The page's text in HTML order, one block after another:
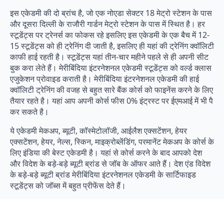
इस एकेडमी की दो ब्रांच है, जो एक नोएडा सेक्टर 18 मेट्रो स्टेशन के पास
और दूसरा दिल्ली के राजौरी गार्डन मेट्रो स्टेशन के पास में स्थित है। हर
स्टूडेंट्स पर ट्रेनर्स का फोकस रहे इसलिए इस एकेडमी के एक बैच में 12-
15 स्टूडेंट्स को ही ट्रेनिंग दी जाती है, इसलिए ही यहां की ट्रेनिंग क्वॉलिटी
काफी हाई रहती है। स्टूडेंट्स यहां तीन-चार महीने पहले से ही अपनी सीट
बुक करा लेते हैं। मेरीबिंदिया इंटरनेशनल एकेडमी स्टूडेंट्स को वर्ल्ड क्लास
एजुकेशन प्रोवाइड कराती है। मेरीबिंदिया इंटरनेशनल एकेडमी की हाई
क्वॉलिटी ट्रेनिंग की वजह से बहुत सारे बैंक कोर्स को फाइनेंस करने के लिए
तैयार रहते है। यहां आप अपनी कोर्स फीस 0% इंट्रस्ट पर ईएमआई में भी पै
कर सकते है।
ये एकेडमी मेकअप, ब्यूटी, कॉस्मेटोलॉजी, आईलैश एक्सटेंशन, हेयर
एक्सटेंशन, हेयर, नेल्स, स्किन, माइक्रोब्लेंडिंग, परमानेंट मेकअप के कोर्स के
लिए इंडिया की बेस्ट एकेडमी है। यहां से कोर्स करने के बाद आपको देश
और विदेश के बड़े-बड़े ब्यूटी ब्रांड से जॉब के ऑफर आते हैं। देश एंड विदेश
के बड़े-बड़े ब्यूटी ब्रांड मेरीबिंदिया इंटरनेशनल एकेडमी के सार्टिफाइड
स्टूडेंट्स को जॉब्स में बहुत प्रीफेंस देते हैं।